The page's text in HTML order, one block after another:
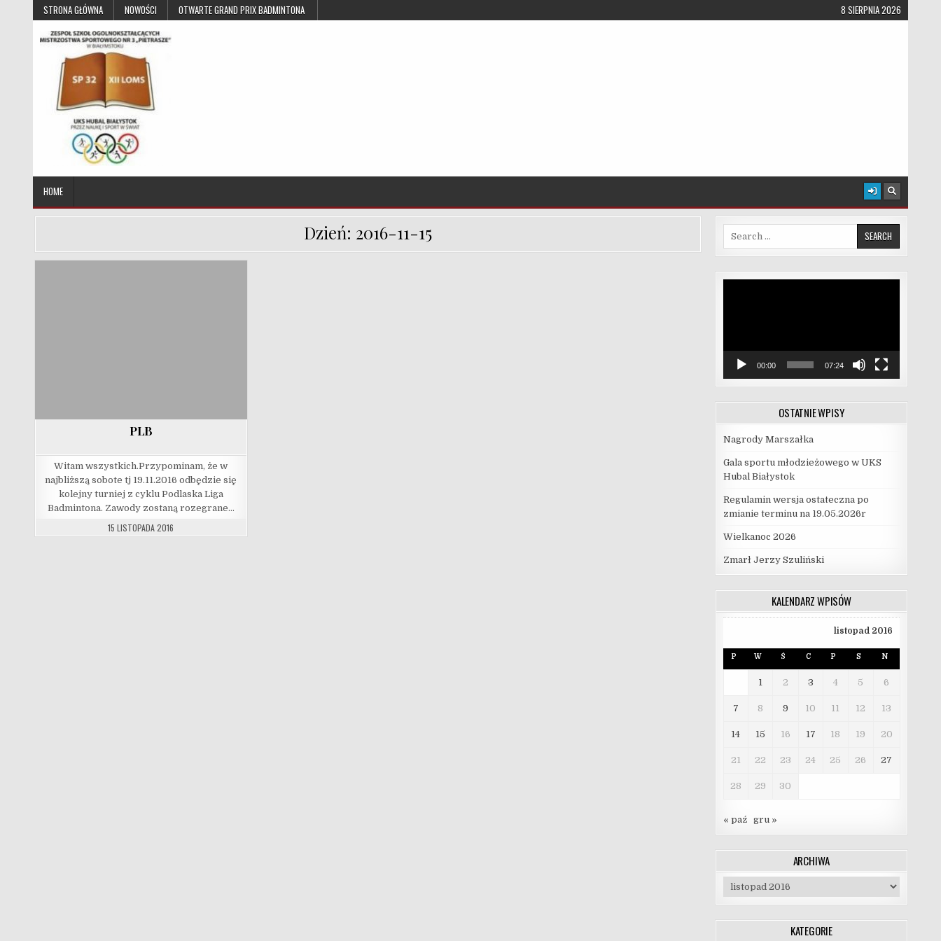
Skip to contentSTRONA GŁÓWNA NOWOŚCI OTWARTE GRAND PRIX BADMINTONA 8 SIERPNIA 2026
UKS Hubal Białystok
HOME
Dzień: 2016-11-15
PLB
Witam wszystkich.Przypominam, że w
najbliższą sobote tj 19.11.2016 odbędzie się
kolejny turniej z cyklu Podlaska Liga
Badmintona. Zawody zostaną rozegrane…
15 LISTOPADA 2016
Search for:
00:00 07:24
OSTATNIE WPISY
Nagrody Marszałka
Gala sportu młodzieżowego w UKS
Hubal Białystok
Regulamin wersja ostateczna po
zmianie terminu na 19.05.2026r
Wielkanoc 2026
Zmarł Jerzy Szuliński
KALENDARZ WPISÓW
listopad 2016
P W Ś C P S N
1 2 3 4 5 6
7 8 9 10 11 12 13
14 15 16 17 18 19 20
21 22 23 24 25 26 27
28 29 30
« paź gru »
ARCHIWA
Archiwa
KATEGORIE